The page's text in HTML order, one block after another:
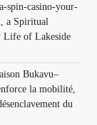
spin-casino-your-
a Spiritual
Life of Lakeside
Bukavu–
la mobilité,
du